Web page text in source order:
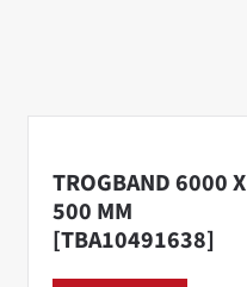
TROGBAND 6000 X
500 MM
[TBA10491638]